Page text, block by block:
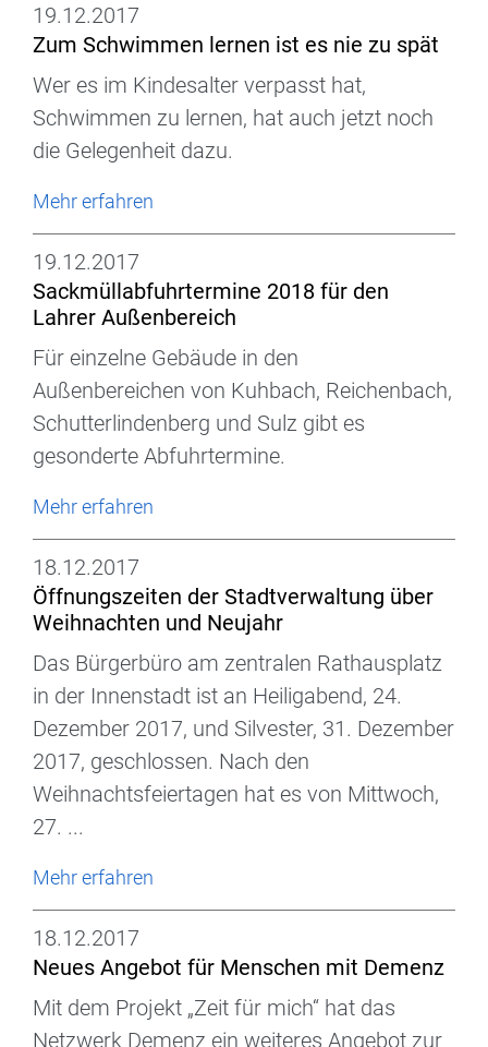
19.12.2017
Zum Schwimmen lernen ist es nie zu spät
Wer es im Kindesalter verpasst hat,
Schwimmen zu lernen, hat auch jetzt noch
die Gelegenheit dazu.
Mehr erfahren
19.12.2017
Sackmüllabfuhrtermine 2018 für den
Lahrer Außenbereich
Für einzelne Gebäude in den
Außenbereichen von Kuhbach, Reichenbach,
Schutterlindenberg und Sulz gibt es
gesonderte Abfuhrtermine.
Mehr erfahren
18.12.2017
Öffnungszeiten der Stadtverwaltung über
Weihnachten und Neujahr
Das Bürgerbüro am zentralen Rathausplatz
in der Innenstadt ist an Heiligabend, 24.
Dezember 2017, und Silvester, 31. Dezember
2017, geschlossen. Nach den
Weihnachtsfeiertagen hat es von Mittwoch,
27. ...
Mehr erfahren
18.12.2017
Neues Angebot für Menschen mit Demenz
Mit dem Projekt „Zeit für mich“ hat das
Netzwerk Demenz ein weiteres Angebot zur